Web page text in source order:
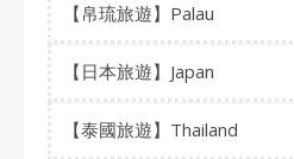
【帛琉旅遊】Palau
【日本旅遊】Japan
【泰國旅遊】Thailand